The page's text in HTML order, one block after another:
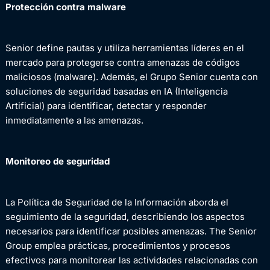
Protección contra malware
Senior define pautas y utiliza herramientas líderes en el
mercado para protegerse contra amenazas de códigos
maliciosos (malware). Además, el Grupo Senior cuenta con
soluciones de seguridad basadas en IA (Inteligencia
Artificial) para identificar, detectar y responder
inmediatamente a las amenazas.
Monitoreo de seguridad
La Política de Seguridad de la Información aborda el
seguimiento de la seguridad, describiendo los aspectos
necesarios para identificar posibles amenazas. The Senior
Group emplea prácticas, procedimientos y procesos
efectivos para monitorear las actividades relacionadas con